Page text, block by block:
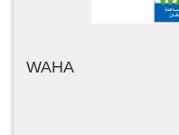
WAHA